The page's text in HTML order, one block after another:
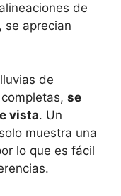
de
se aprecian
de
se
vista. Un
muestra una
lo que es fácil